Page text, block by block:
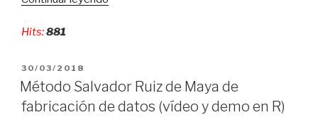
FRAUDE
científico
Hits:881
PUBLICADO
EL
30/03/2018
Método Salvador Ruiz de Maya de
fabricación de datos (vídeo y demo en R)